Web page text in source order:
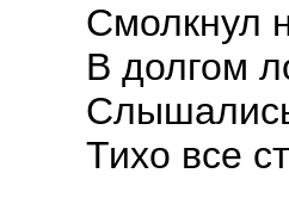
Смолкнул
В долгом
Тихо все